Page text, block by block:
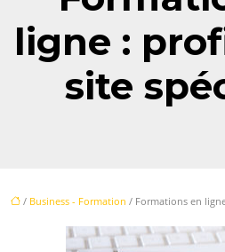
ligne :
site
/ Business - Formation / Formations en